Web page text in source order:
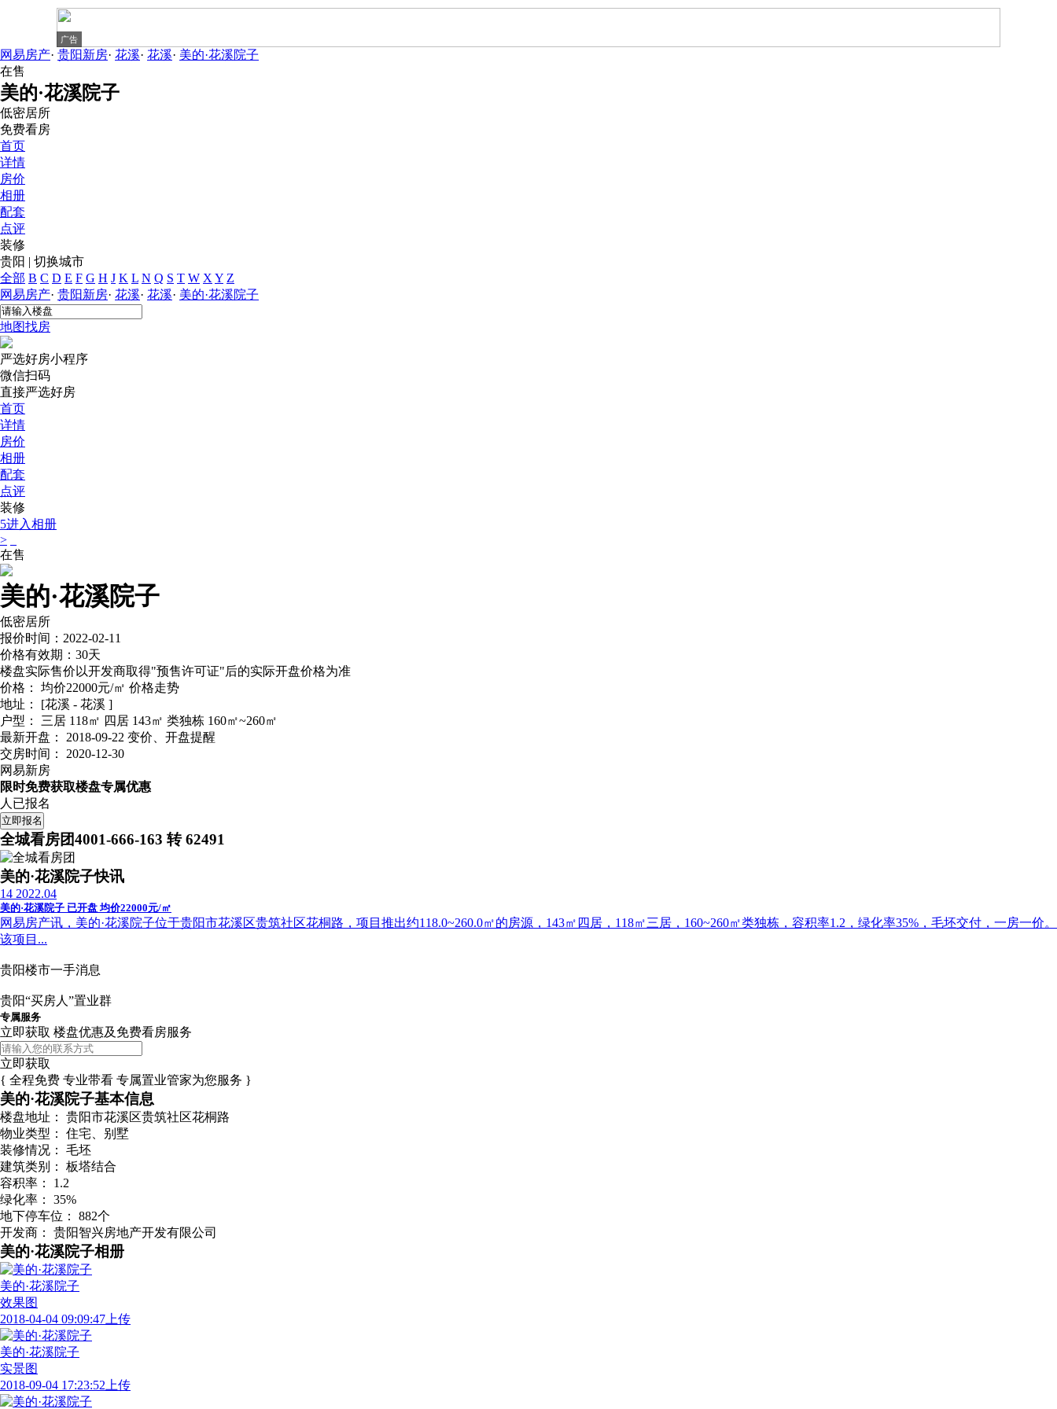
广告
广告
广告
广告
广告
网易房产· 贵阳新房· 花溪· 花溪· 美的·花溪院子
在售
美的·花溪院子
低密居所
免费看房
首页
详情
房价
相册
配套
点评
装修
贵阳 | 切换城市
全部 B C D E F G H J K L N Q S T W X Y Z
网易房产· 贵阳新房· 花溪· 花溪· 美的·花溪院子
地图找房
严选好房小程序
微信扫码
直接严选好房
首页
详情
房价
相册
配套
点评
装修
5进入相册
>
在售
美的·花溪院子
低密居所
报价时间：2022-02-11
价格有效期：30天
楼盘实际售价以开发商取得"预售许可证"后的实际开盘价格为准
价格：
均价22000元/㎡ 价格走势
地址：
[花溪 - 花溪 ]
户型：
三居 118㎡ 四居 143㎡ 类独栋 160㎡~260㎡
最新开盘：
2018-09-22 变价、开盘提醒
交房时间：
2020-12-30
网易新房
限时免费获取楼盘专属优惠
人已报名
立即报名
全城看房团4001-666-163 转 62491
美的·花溪院子快讯
14 2022.04
美的·花溪院子 已开盘 均价22000元/㎡
网易房产讯，美的·花溪院子位于贵阳市花溪区贵筑社区花桐路，项目推出约118.0~260.0㎡的房源，143㎡四居，118㎡三居，160~260㎡类独栋，容积率1.2，绿化率35%，毛坯交付，一房一价。
该项目...
贵阳楼市一手消息
贵阳“买房人”置业群
专属服务
立即获取 楼盘优惠及免费看房服务
立即获取
{ 全程免费 专业带看 专属置业管家为您服务 }
美的·花溪院子基本信息
楼盘地址：
贵阳市花溪区贵筑社区花桐路
物业类型：
住宅、别墅
装修情况：
毛坯
建筑类别：
板塔结合
容积率：
1.2
绿化率：
35%
地下停车位：
882个
开发商：
贵阳智兴房地产开发有限公司
美的·花溪院子相册
美的·花溪院子
效果图
2018-04-04 09:09:47上传
美的·花溪院子
实景图
2018-09-04 17:23:52上传